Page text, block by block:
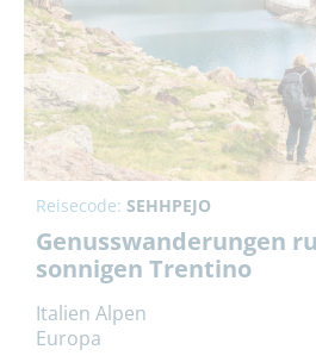
Reisecode: SEHHPEJO
Genusswanderungen
sonnigen Trentino
Italien Alpen
Europa